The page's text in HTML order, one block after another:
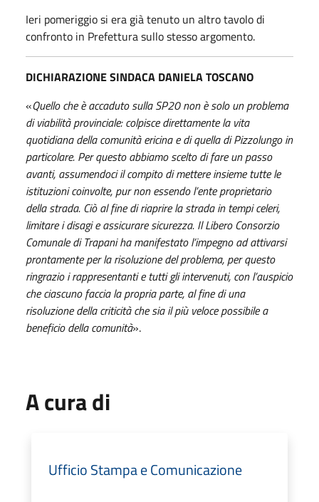
Ieri pomeriggio si era già tenuto un altro tavolo di
confronto in Prefettura sullo stesso argomento.
DICHIARAZIONE SINDACA DANIELA TOSCANO
«Quello che è accaduto sulla SP20 non è solo un problema
di viabilità provinciale: colpisce direttamente la vita
quotidiana della comunità ericina e di quella di Pizzolungo in
particolare. Per questo abbiamo scelto di fare un passo
avanti, assumendoci il compito di mettere insieme tutte le
istituzioni coinvolte, pur non essendo l’ente proprietario
della strada. Ciò al fine di riaprire la strada in tempi celeri,
limitare i disagi e assicurare sicurezza. Il Libero Consorzio
Comunale di Trapani ha manifestato l’impegno ad attivarsi
prontamente per la risoluzione del problema, per questo
ringrazio i rappresentanti e tutti gli intervenuti, con l’auspicio
che ciascuno faccia la propria parte, al fine di una
risoluzione della criticità che sia il più veloce possibile a
beneficio della comunità».
A cura di
Ufficio Stampa e Comunicazione